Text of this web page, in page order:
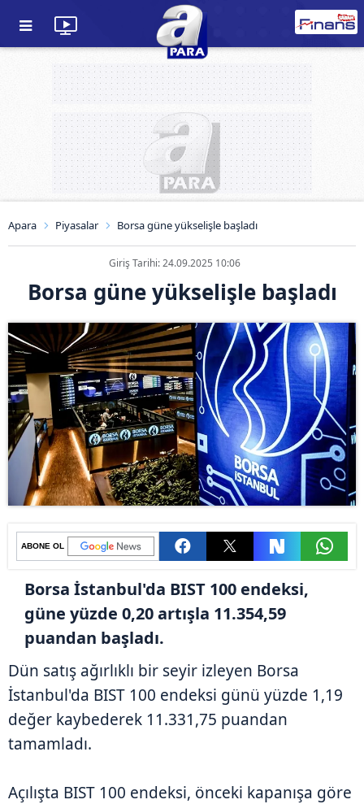
Apara Piyasalar Borsa güne yükselişle başladı
Giriş Tarihi: 24.09.2025 10:06
Borsa güne yükselişle başladı
ABONE OL
Borsa İstanbul'da BIST 100 endeksi,
güne yüzde 0,20 artışla 11.354,59
puandan başladı.
Dün satış ağırlıklı bir seyir izleyen Borsa
İstanbul'da BIST 100 endeksi günü yüzde 1,19
değer kaybederek 11.331,75 puandan
tamamladı.
Açılışta BIST 100 endeksi, önceki kapanışa göre